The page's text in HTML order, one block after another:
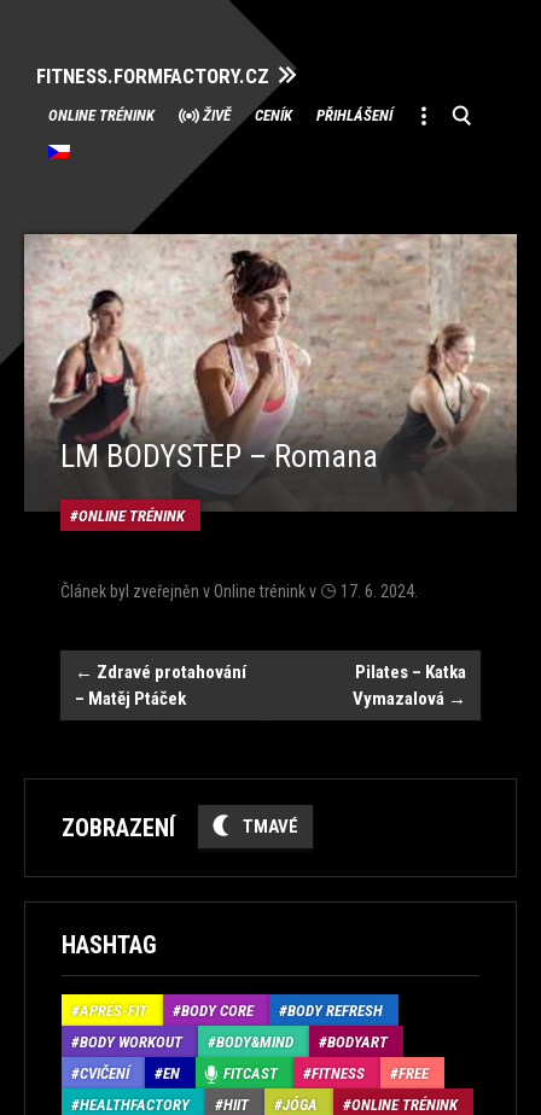
FITNESS.FORMFACTORY.CZ
Přeskočit
na
obsah
ONLINE TRÉNINK ŽIVĚ CENÍK PŘIHLÁŠENÍ
LM BODYSTEP – Romana
ONLINE TRÉNINK
Článek byl zveřejněn vOnline tréninkv 17. 6. 2024
Navigace
← Zdravé protahování
– Matěj Ptáček
Pilates – Katka
Vymazalová →
ZOBRAZENÍ TMAVÉ
HASHTAG
APRÉS-FIT BODY CORE
BODY REFRESH
BODY WORKOUT
BODY&MIND
BODYART
CVIČENÍ
EN FITCAST FITNESS
FREE
HEALTHFACTORY
HIIT JÓGA
ONLINE TRÉNINK